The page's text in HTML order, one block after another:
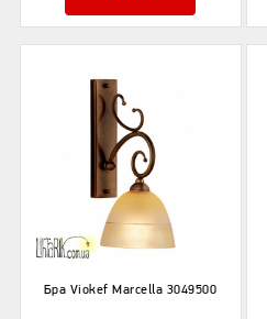
Бра Viokef Marcella 3049500